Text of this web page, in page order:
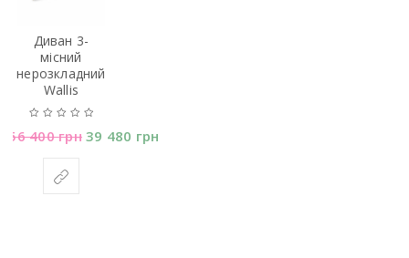
Диван 3-
мiсний
нерозкладний
Wallis
56 400грн 39 480 грн